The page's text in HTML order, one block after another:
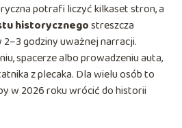
potrafi liczyć kilkaset stron, a
historycznegostreszcza
godziny uważnej narracji.
spacerze albo prowadzeniu auta,
z plecaka. Dla wielu osób to
w 2026 roku wrócić do historii